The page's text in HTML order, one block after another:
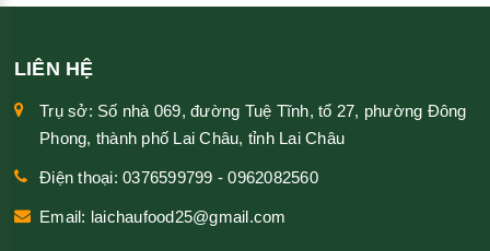
LIÊN HỆ
Trụ sở: Số nhà 069, đường Tuệ Tĩnh, tổ 27, phường Đông
Phong, thành phố Lai Châu, tỉnh Lai Châu
Điện thoại: 0376599799 - 0962082560
Email: laichaufood25@gmail.com